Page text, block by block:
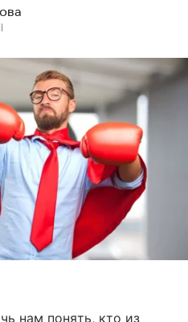
нам понять, кто из